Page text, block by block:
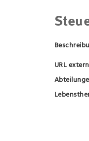
URL extern